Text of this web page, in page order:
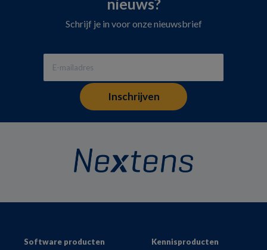
Schrijf je in voor onze nieuwsbrief
FooterSoftware producten
Kennisproducten